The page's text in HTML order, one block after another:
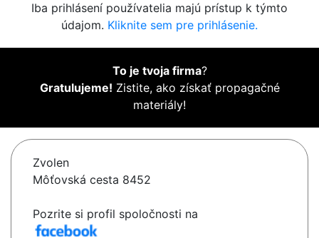
Iba prihlásení používatelia majú prístup k týmto
údajom. Kliknite sem pre prihlásenie.
To je tvoja firma?
Gratulujeme! Zistite, ako získať propagačné
materiály!
Zvolen
Môťovská cesta 8452
Pozrite si profil spoločnosti na